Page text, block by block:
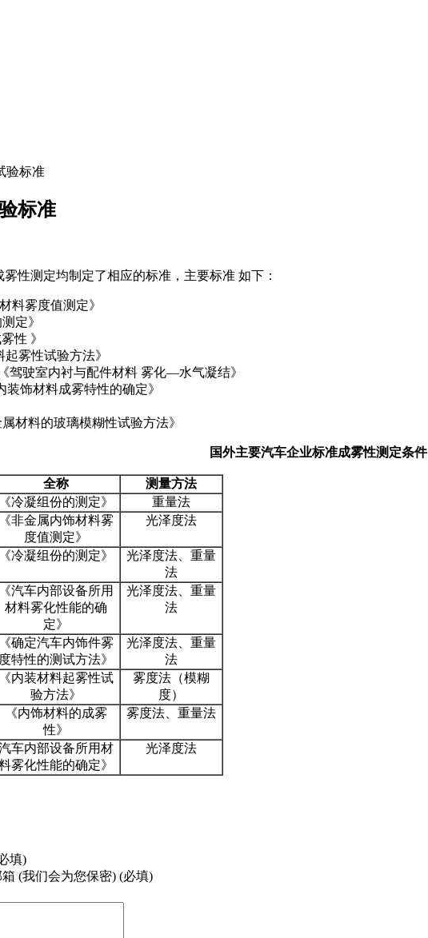
验标准
标准
性测定均制定了相应的标准，主要标准 如下：
料雾度值测定》
》
性 》
雾性试验方法》
驾驶室内衬与配件材料 雾化—水气凝结》
饰材料成雾特性的确定》
材料的玻璃模糊性试验方法》
国外主要汽车企业标准成雾性测定条件
全称
测量方法
《冷凝组份的测定》
重量法
《非金属内饰材料雾
度值测定》
光泽度法
《冷凝组份的测定》
光泽度法、重量
法
《汽车内部设备所用
材料雾化性能的确
定》
光泽度法、重量
法
《确定汽车内饰件雾
度特性的测试方法》
光泽度法、重量
法
《内装材料起雾性试
验方法》
雾度法（模糊
度）
《内饰材料的成雾
性》
雾度法、重量法
车内部设备所用材
雾化性能的确定》
光泽度法
填)
(我们会为您保密) (必填)